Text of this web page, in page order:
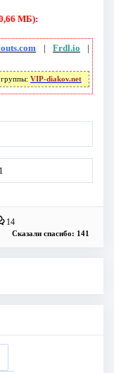
МБ):
| Frdl.io |
группы: VIP-diakov.net
14
Сказали спасибо: 141